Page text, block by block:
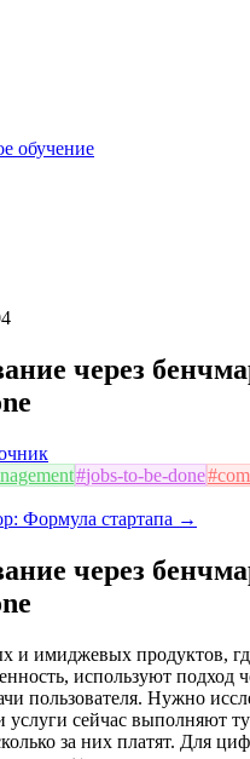
обучение
через
#jobs-to-be-done#
Формула стартапа →
через
и имиджевых продуктов,
используют подход
пользователя. Нужно
услуги сейчас выполняют
за них платят. Для